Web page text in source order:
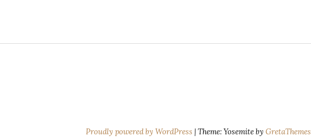
Proudly powered by WordPress |Theme: Yosemite by GretaThemes